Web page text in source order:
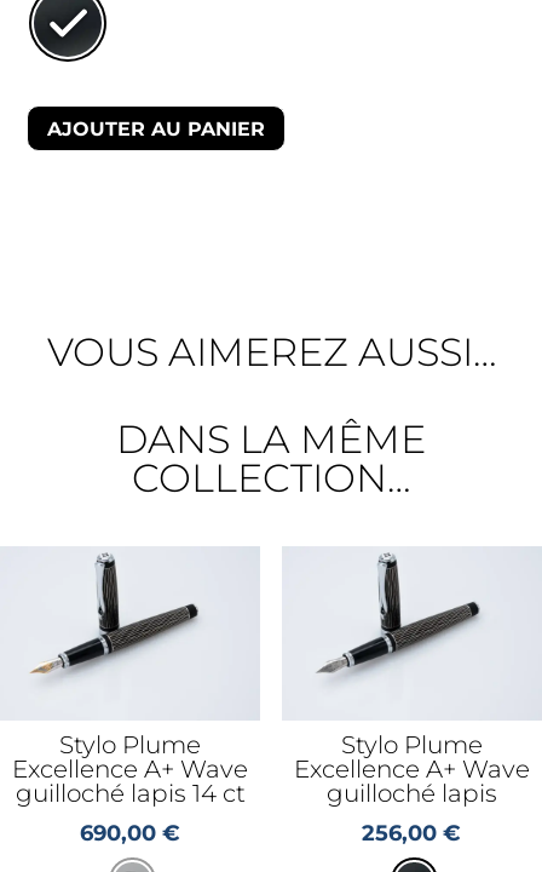
AJOUTER AU PANIER
VOUS AIMEREZ AUSSI…
DANS LA MÊME
COLLECTION…
Stylo Plume
Excellence A+ Wave
guilloché lapis 14 ct
690,00€
Stylo Plume
Excellence A+ Wave
guilloché lapis
256,00€